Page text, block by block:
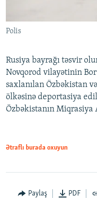
Polis
Rusiya bayrağı təsvir
Novqorod vilayətinin
saxlanılan Özbəkistan
ölkəsinə deportasiya
Özbəkistanın Miqrasiya
Ətraflı burada oxuyun
Paylaş PDF